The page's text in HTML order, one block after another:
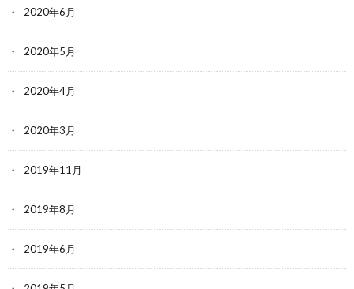
2020年6月
2020年5月
2020年4月
2020年3月
2019年11月
2019年8月
2019年6月